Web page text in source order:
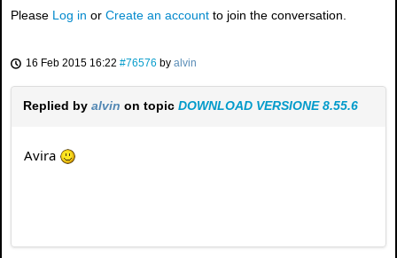
Please Log in or Create an account to join the conversation.
16 Feb 2015 16:22 #76576 by alvin
Replied by alvin on topic DOWNLOAD VERSIONE 8.55.6
Avira